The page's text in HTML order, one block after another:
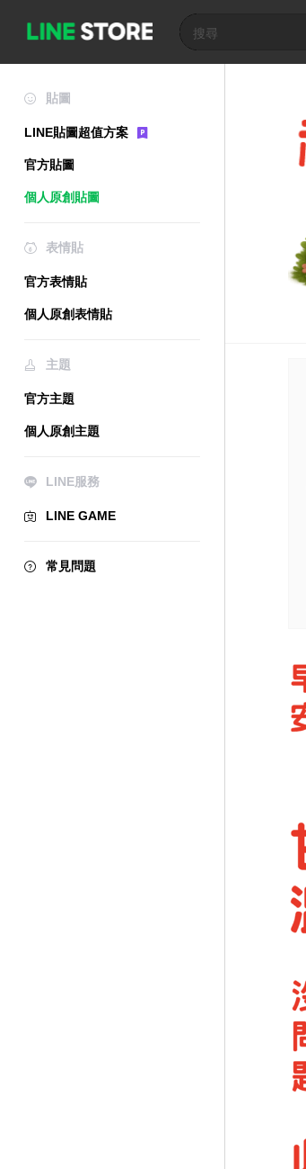
貼圖
LINE貼圖超值方案
官方貼圖
個人原創貼圖
表情貼
官方表情貼
個人原創表情貼
主題
官方主題
個人原創主題
LINE服務
LINE GAME
常見問題